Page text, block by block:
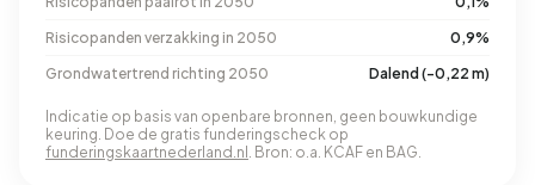
Risicopanden verzakking in 2050
0,9%
Grondwatertrend richting 2050
Dalend (-0,22 m)
Indicatie op basis van openbare bronnen, geen bouwkundige
keuring. Doe de gratis funderingscheck op
funderingskaartnederland.nl . Bron: o.a. KCAF en BAG.